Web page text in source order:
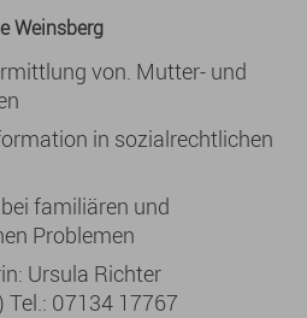
Weinsberg
von. Mutter- und
in sozialrechtlichen
familiären und
Problemen
Ursula Richter
07134 17767